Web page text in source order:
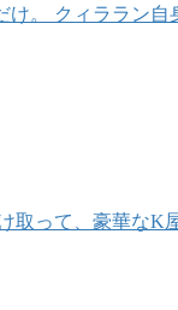
。 クィララン自
って、豪華なK